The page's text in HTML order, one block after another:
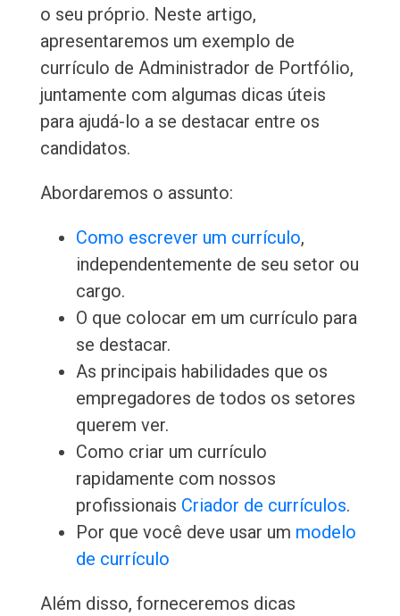
o seu próprio. Neste artigo,
apresentaremos um exemplo de
currículo de Administrador de Portfólio,
juntamente com algumas dicas úteis
para ajudá-lo a se destacar entre os
candidatos.
Abordaremos o assunto:
Como escrever um currículo,
independentemente de seu setor ou
cargo.
O que colocar em um currículo para
se destacar.
As principais habilidades que os
empregadores de todos os setores
querem ver.
Como criar um currículo
rapidamente com nossos
profissionais Criador de currículos.
Por que você deve usar um modelo
de currículo
Além disso, forneceremos dicas